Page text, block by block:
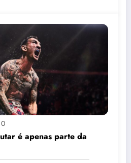
0
é apenas parte da